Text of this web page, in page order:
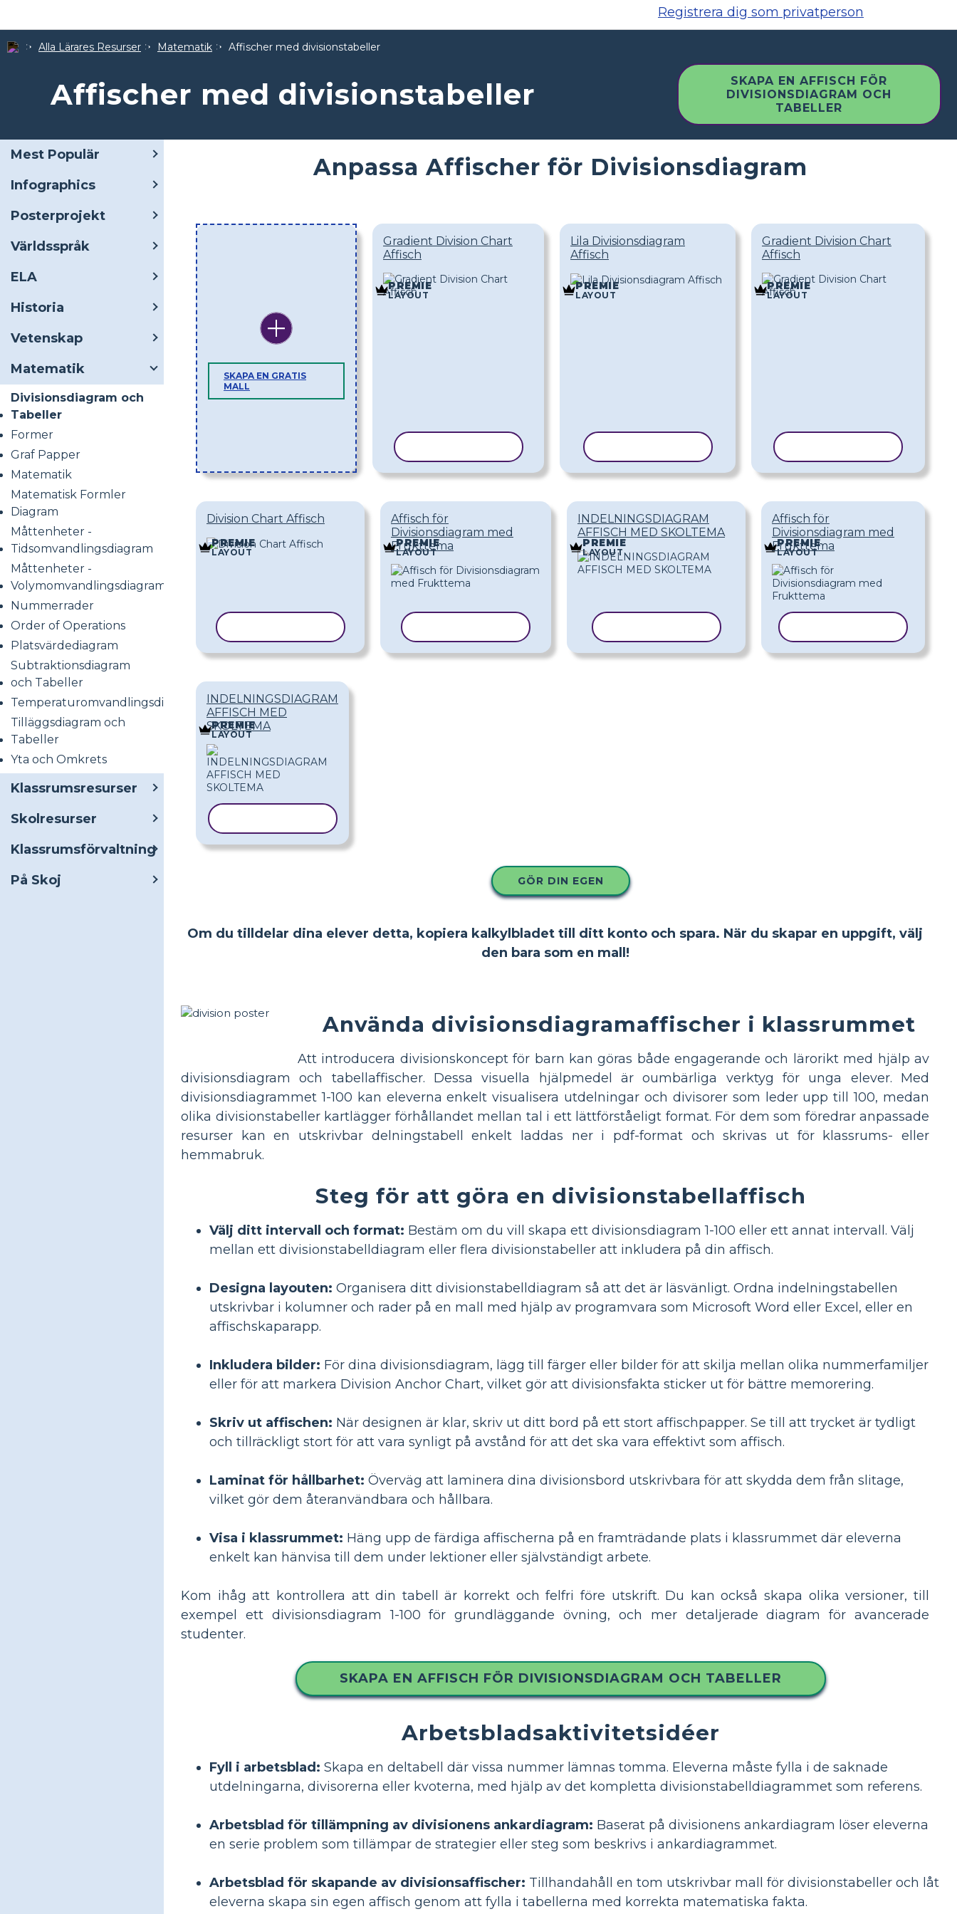
Registrera dig som privatperson
Alla Lärares Resurser Matematik Affischer med divisionstabeller
Affischer med divisionstabeller
SKAPA EN AFFISCH FÖR
DIVISIONSDIAGRAM OCH
TABELLER
Mest Populär
Infographics
Posterprojekt
Världsspråk
ELA
Historia
Vetenskap
Matematik
Divisionsdiagram och
Tabeller
Former
Graf Papper
Matematik
Matematisk Formler
Diagram
Måttenheter -
Tidsomvandlingsdiagram
Måttenheter -
Volymomvandlingsdiagram
Nummerrader
Order of Operations
Platsvärdediagram
Subtraktionsdiagram
och Tabeller
Temperaturomvandlingsdiagram
Tilläggsdiagram och
Tabeller
Yta och Omkrets
Klassrumsresurser
Skolresurser
Klassrumsförvaltning
På Skoj
Anpassa Affischer för Divisionsdiagram
SKAPA EN GRATIS
MALL
Gradient Division Chart
Affisch
PREMIE
LAYOUT
Lila Divisionsdiagram
Affisch
PREMIE
LAYOUT
Gradient Division Chart
Affisch
PREMIE
LAYOUT
Division Chart Affisch
PREMIE
LAYOUT
Affisch för
Divisionsdiagram med
Frukttema
PREMIE
LAYOUT
INDELNINGSDIAGRAM
AFFISCH MED SKOLTEMA
PREMIE
LAYOUT
Affisch för
Divisionsdiagram med
Frukttema
PREMIE
LAYOUT
INDELNINGSDIAGRAM
AFFISCH MED
SKOLTEMA
PREMIE
LAYOUT
GÖR DIN EGEN
Om du tilldelar dina elever detta, kopiera kalkylbladet till ditt konto och spara. När du skapar en uppgift, välj
den bara som en mall!
Använda divisionsdiagramaffischer i klassrummet
Att introducera divisionskoncept för barn kan göras både engagerande och lärorikt med hjälp av
divisionsdiagram och tabellaffischer. Dessa visuella hjälpmedel är oumbärliga verktyg för unga elever. Med
divisionsdiagrammet 1-100 kan eleverna enkelt visualisera utdelningar och divisorer som leder upp till 100, medan
olika divisionstabeller kartlägger förhållandet mellan tal i ett lättförståeligt format. För dem som föredrar anpassade
resurser kan en utskrivbar delningstabell enkelt laddas ner i pdf-format och skrivas ut för klassrums- eller
hemmabruk.
Steg för att göra en divisionstabellaffisch
Välj ditt intervall och format: Bestäm om du vill skapa ett divisionsdiagram 1-100 eller ett annat intervall. Välj
mellan ett divisionstabelldiagram eller flera divisionstabeller att inkludera på din affisch.
Designa layouten: Organisera ditt divisionstabelldiagram så att det är läsvänligt. Ordna indelningstabellen
utskrivbar i kolumner och rader på en mall med hjälp av programvara som Microsoft Word eller Excel, eller en
affischskaparapp.
Inkludera bilder: För dina divisionsdiagram, lägg till färger eller bilder för att skilja mellan olika nummerfamiljer
eller för att markera Division Anchor Chart, vilket gör att divisionsfakta sticker ut för bättre memorering.
Skriv ut affischen: När designen är klar, skriv ut ditt bord på ett stort affischpapper. Se till att trycket är tydligt
och tillräckligt stort för att vara synligt på avstånd för att det ska vara effektivt som affisch.
Laminat för hållbarhet: Överväg att laminera dina divisionsbord utskrivbara för att skydda dem från slitage,
vilket gör dem återanvändbara och hållbara.
Visa i klassrummet: Häng upp de färdiga affischerna på en framträdande plats i klassrummet där eleverna
enkelt kan hänvisa till dem under lektioner eller självständigt arbete.
Kom ihåg att kontrollera att din tabell är korrekt och felfri före utskrift. Du kan också skapa olika versioner, till
exempel ett divisionsdiagram 1-100 för grundläggande övning, och mer detaljerade diagram för avancerade
studenter.
SKAPA EN AFFISCH FÖR DIVISIONSDIAGRAM OCH TABELLER
Arbetsbladsaktivitetsidéer
Fyll i arbetsblad: Skapa en deltabell där vissa nummer lämnas tomma. Eleverna måste fylla i de saknade
utdelningarna, divisorerna eller kvoterna, med hjälp av det kompletta divisionstabelldiagrammet som referens.
Arbetsblad för tillämpning av divisionens ankardiagram: Baserat på divisionens ankardiagram löser eleverna
en serie problem som tillämpar de strategier eller steg som beskrivs i ankardiagrammet.
Arbetsblad för skapande av divisionsaffischer: Tillhandahåll en tom utskrivbar mall för divisionstabeller och låt
eleverna skapa sin egen affisch genom att fylla i tabellerna med korrekta matematiska fakta.